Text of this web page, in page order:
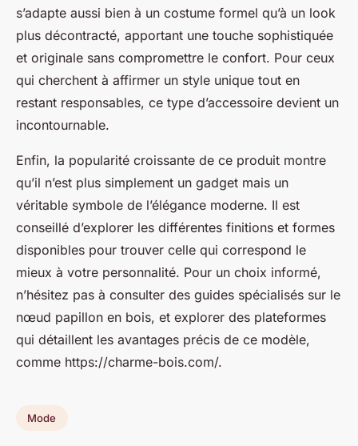
s’adapte aussi bien à un costume formel qu’à un look
plus décontracté, apportant une touche sophistiquée
et originale sans compromettre le confort. Pour ceux
qui cherchent à affirmer un style unique tout en
restant responsables, ce type d’accessoire devient un
incontournable.
Enfin, la popularité croissante de ce produit montre
qu’il n’est plus simplement un gadget mais un
véritable symbole de l’élégance moderne. Il est
conseillé d’explorer les différentes finitions et formes
disponibles pour trouver celle qui correspond le
mieux à votre personnalité. Pour un choix informé,
n’hésitez pas à consulter des guides spécialisés sur le
nœud papillon en bois, et explorer des plateformes
qui détaillent les avantages précis de ce modèle,
comme https://charme-bois.com/.
Mode